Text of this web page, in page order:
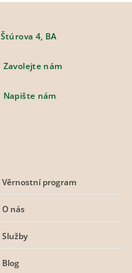
Štúrova 4, BA
Zavolejte nám
Napište nám
Věrnostní program
O nás
Služby
Blog